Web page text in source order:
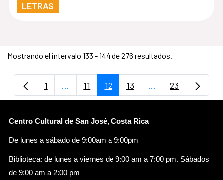
LETRAS
Mostrando el intervalo 133 - 144 de 276 resultados.
Página
1 ...Páginas intermedias Use TAB para
Página
11 Página
12 Página
13 ...PáginasPágina
23
Centro Cultural de San José, Costa Rica
De lunes a sábado de 9:00am a 9:00pm
Biblioteca: de lunes a viernes de 9:00 am a 7:00 pm. Sábados
de 9:00 am a 2:00 pm